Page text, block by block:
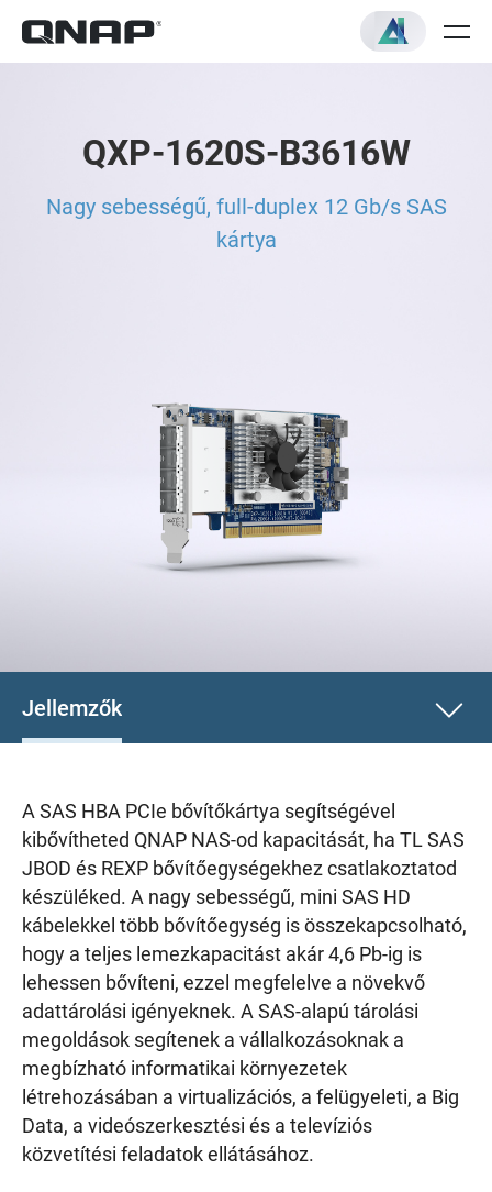
QXP-1620S-B3616W
Nagy sebességű, full-duplex 12 Gb/s SAS
kártya
Jellemzők
A SAS HBA PCIe bővítőkártya segítségével
kibővítheted QNAP NAS-od kapacitását, ha TL SAS
JBOD és REXP bővítőegységekhez csatlakoztatod
készüléked. A nagy sebességű, mini SAS HD
kábelekkel több bővítőegység is összekapcsolható,
hogy a teljes lemezkapacitást akár 4,6 Pb-ig is
lehessen bővíteni, ezzel megfelelve a növekvő
adattárolási igényeknek. A SAS-alapú tárolási
megoldások segítenek a vállalkozásoknak a
megbízható informatikai környezetek
létrehozásában a virtualizációs, a felügyeleti, a Big
Data, a videószerkesztési és a televíziós
közvetítési feladatok ellátásához.